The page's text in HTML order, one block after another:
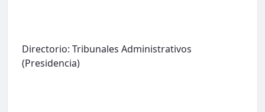
Directorio: Tribunales Administrativos
(Presidencia)